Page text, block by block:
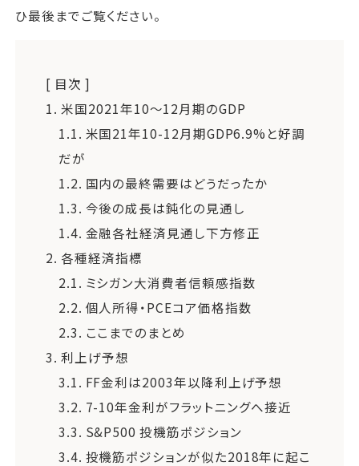
ひ最後までご覧ください。
[ 目次 ]
1. 米国2021年10〜12月期のGDP
1.1. 米国21年10-12月期GDP6.9%と好調
だが
1.2. 国内の最終需要はどうだったか
1.3. 今後の成長は鈍化の見通し
1.4. 金融各社経済見通し下方修正
2. 各種経済指標
2.1. ミシガン大消費者信頼感指数
2.2. 個人所得・PCEコア価格指数
2.3. ここまでのまとめ
3. 利上げ予想
3.1. FF金利は2003年以降利上げ予想
3.2. 7-10年金利がフラットニングへ接近
3.3. S&P500 投機筋ポジション
3.4. 投機筋ポジションが似た2018年に起こ